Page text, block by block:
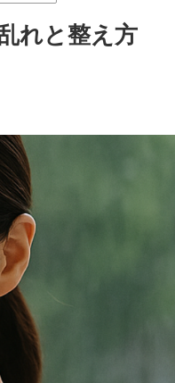
れと整え方